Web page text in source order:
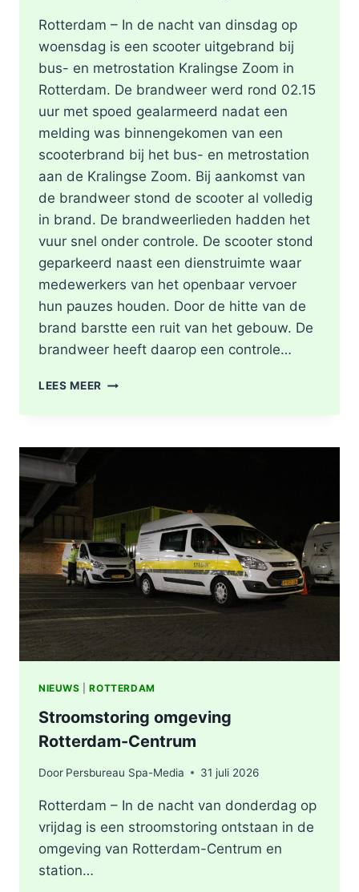
Rotterdam – In de nacht van dinsdag op
woensdag is een scooter uitgebrand bij
bus- en metrostation Kralingse Zoom in
Rotterdam. De brandweer werd rond 02.15
uur met spoed gealarmeerd nadat een
melding was binnengekomen van een
scooterbrand bij het bus- en metrostation
aan de Kralingse Zoom. Bij aankomst van
de brandweer stond de scooter al volledig
in brand. De brandweerlieden hadden het
vuur snel onder controle. De scooter stond
geparkeerd naast een dienstruimte waar
medewerkers van het openbaar vervoer
hun pauzes houden. Door de hitte van de
brand barstte een ruit van het gebouw. De
brandweer heeft daarop een controle…
LEES MEER SCOOTER
BIJ
IN
ROTTERDAM
NIEUWS |ROTTERDAM
Stroomstoring omgeving
Rotterdam-Centrum
Door Persbureau Spa-Media 31 juli 2026
Rotterdam – In de nacht van donderdag op
vrijdag is een stroomstoring ontstaan in de
omgeving van Rotterdam-Centrum en
station…